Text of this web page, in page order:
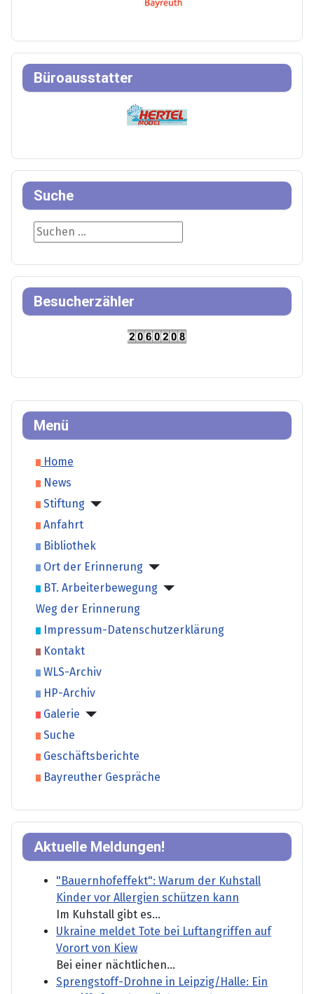
Menü
Home
News
Stiftung
Anfahrt
Bibliothek
Ort der Erinnerung
BT. Arbeiterbewegung
Weg der Erinnerung
Impressum-Datenschutzerklärung
Kontakt
WLS-Archiv
HP-Archiv
Galerie
Suche
Geschäftsberichte
Bayreuther Gespräche
Aktuelle Meldungen!
"Bauernhofeffekt": Warum der Kuhstall
Kinder vor Allergien schützen kann
Im Kuhstall gibt es...
Ukraine meldet Tote bei Luftangriffen auf
Vorort von Kiew
Bei einer nächtlichen...
Sprengstoff-Drohne in Leipzig/Halle: Ein
Büroausstatter
Suche
Suche
Besucherzähler